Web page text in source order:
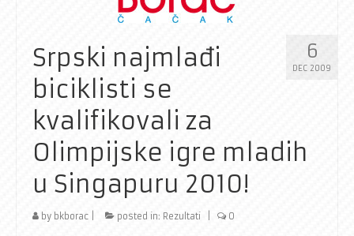
6
DEC 2009
Srpski najmlađi
biciklisti se
kvalifikovali za
Olimpijske igre mladih
u Singapuru 2010!
by bkborac posted in: Rezultati 0